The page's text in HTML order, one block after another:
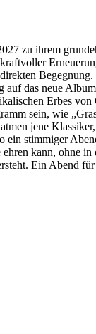
zu ihrem
auf das neue
Erbes
sein, wie
jene
stimmiger
kann, ohne in
Ein Abend